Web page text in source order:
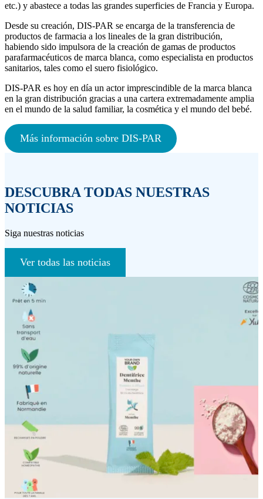
etc.) y abastece a todas las grandes superficies de Francia y Europa.
Desde su creación, DIS-PAR se encarga de la transferencia de
productos de farmacia a los lineales de la gran distribución,
habiendo sido impulsora de la creación de gamas de productos
parafarmacéuticos de marca blanca, como especialista en productos
sanitarios, tales como el suero fisiológico.
DIS-PAR es hoy en día un actor imprescindible de la marca blanca
en la gran distribución gracias a una cartera extremadamente amplia
en el mundo de la salud familiar, la cosmética y el mundo del bebé.
Más información sobre DIS-PAR
DESCUBRA TODAS NUESTRAS
NOTICIAS
Siga nuestras noticias
Ver todas las noticias